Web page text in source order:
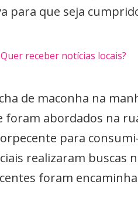
para que seja
Quer receber notícias locais?
de maconha na
foram abordados na
para
realizaram buscas
foram